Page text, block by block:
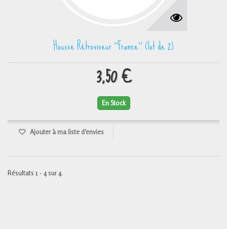
Housse Rétroviseur ''France'' (lot de 2)
3,50 €
En Stock
Ajouter à ma liste d'envies
Résultats 1 - 4 sur 4.